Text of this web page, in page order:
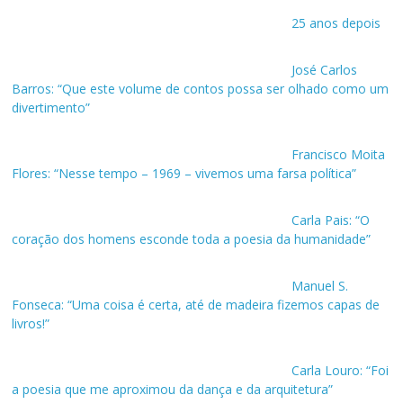
25 anos depois
José Carlos
Barros: “Que este volume de contos possa ser olhado como um
divertimento”
Francisco Moita
Flores: “Nesse tempo – 1969 – vivemos uma farsa política”
Carla Pais: “O
coração dos homens esconde toda a poesia da humanidade”
Manuel S.
Fonseca: “Uma coisa é certa, até de madeira fizemos capas de
livros!”
Carla Louro: “Foi
a poesia que me aproximou da dança e da arquitetura”